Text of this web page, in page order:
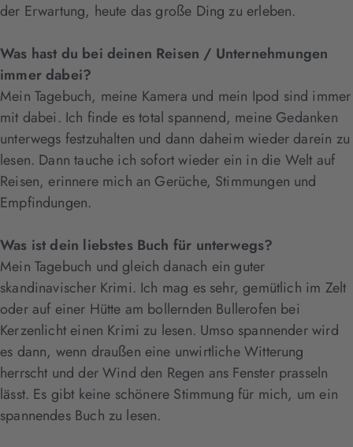
der Erwartung, heute das große Ding zu erleben.
Was hast du bei deinen Reisen / Unternehmungen
immer dabei?
Mein Tagebuch, meine Kamera und mein Ipod sind immer
mit dabei. Ich finde es total spannend, meine Gedanken
unterwegs festzuhalten und dann daheim wieder darein zu
lesen. Dann tauche ich sofort wieder ein in die Welt auf
Reisen, erinnere mich an Gerüche, Stimmungen und
Empfindungen.
Was ist dein liebstes Buch für unterwegs?
Mein Tagebuch und gleich danach ein guter
skandinavischer Krimi. Ich mag es sehr, gemütlich im Zelt
oder auf einer Hütte am bollernden Bullerofen bei
Kerzenlicht einen Krimi zu lesen. Umso spannender wird
es dann, wenn draußen eine unwirtliche Witterung
herrscht und der Wind den Regen ans Fenster prasseln
lässt. Es gibt keine schönere Stimmung für mich, um ein
spannendes Buch zu lesen.